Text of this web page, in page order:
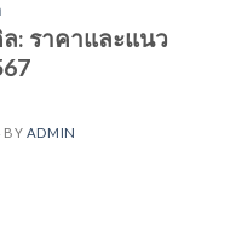
: ราคาและแนว
BY ADMIN